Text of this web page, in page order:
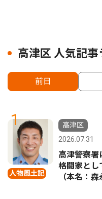
高津区 人気記事
前日
1
人物風土記
高津区
2026.07.31
高津警察署
格闘家と
（本名：